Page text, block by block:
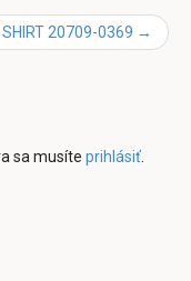
20709-0369 →
sa musíte prihlásiť